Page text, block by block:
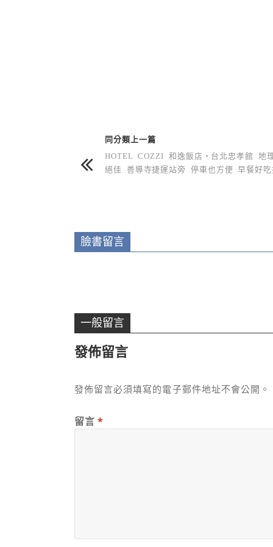
同分類上一篇
HOTEL COZZI 和逸飯店‧台北忠孝館 地
絕佳 善導寺捷運站旁 停車也方便 早餐好吃
臉書留言
一般留言
發佈留言
發佈留言必須填寫的電子郵件地址不會公開。
留言 *